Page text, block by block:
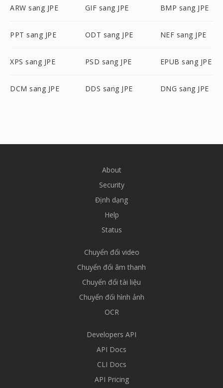
ARW sang JPE GIF sang JPE BMP sang JPE
PPT sang JPE ODT sang JPE NEF sang JPE
XPS sang JPE PSD sang JPE EPUB sang JPE
DCM sang JPE DDS sang JPE DNG sang JPE
About
Security
Định dạng
Help
Status
Chuyển đổi video
Chuyển đổi âm thanh
Chuyển đổi tài liệu
Chuyển đổi hình ảnh
OCR
Developers API
API Docs
CLI Docs
API Pricing